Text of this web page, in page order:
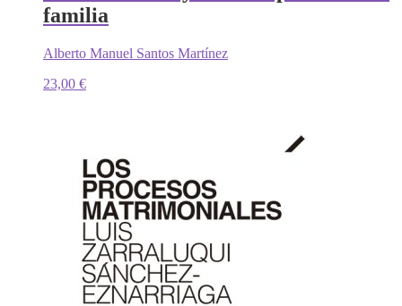
familia
Alberto Manuel Santos Martínez
23,00 €